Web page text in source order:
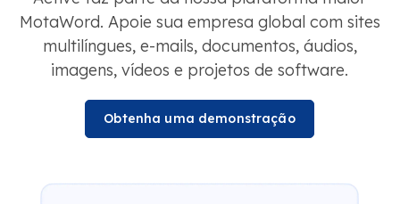
MotaWord. Apoie sua empresa global com sites
multilíngues, e-mails, documentos, áudios,
imagens, vídeos e projetos de software.
Obtenha uma demonstração